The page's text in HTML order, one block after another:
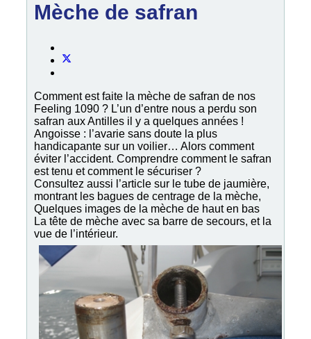
Mèche de safran
Comment est faite la mèche de safran de nos
Feeling 1090 ? L’un d’entre nous a perdu son
safran aux Antilles il y a quelques années !
Angoisse : l’avarie sans doute la plus
handicapante sur un voilier… Alors comment
éviter l’accident. Comprendre comment le safran
est tenu et comment le sécuriser ?
Consultez aussi l’article sur le tube de jaumière,
montrant les bagues de centrage de la mèche,
Quelques images de la mèche de haut en bas
La tête de mèche avec sa barre de secours, et la
vue de l’intérieur.